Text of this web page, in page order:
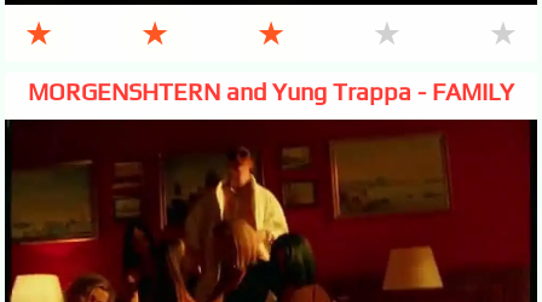
★ ★ ★ ★ ★
MORGENSHTERN and Yung Trappa - FAMILY